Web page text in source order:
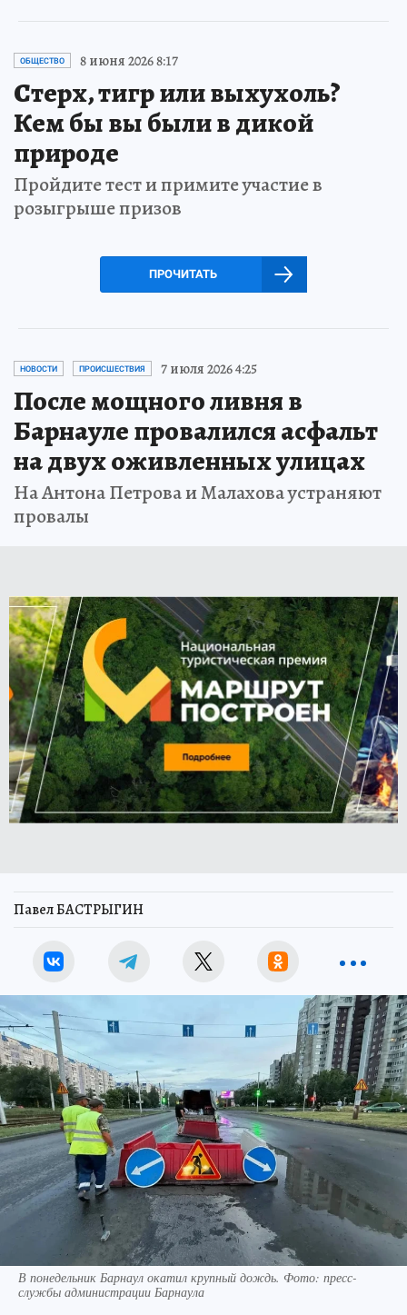
ОБЩЕСТВО 8 июня 2026 8:17
Стерх, тигр или выхухоль?
Кем бы вы были в дикой
природе
Пройдите тест и примите участие в
розыгрыше призов
ПРОЧИТАТЬ
НОВОСТИ ПРОИСШЕСТВИЯ 7 июля 2026 4:25
После мощного ливня в
Барнауле провалился асфальт
на двух оживленных улицах
На Антона Петрова и Малахова устраняют
провалы
Павел БАСТРЫГИН
В понедельник Барнаул окатил крупный дождь. Фото: пресс-
службы администрации Барнаула